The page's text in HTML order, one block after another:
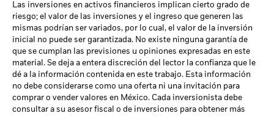
Las inversiones en activos financieros implican cierto grado de
riesgo; el valor de las inversiones y el ingreso que generen las
mismas podrían ser variados, por lo cual, el valor de la inversión
inicial no puede ser garantizada. No existe ninguna garantía de
que se cumplan las previsiones u opiniones expresadas en este
material. Se deja a entera discreción del lector la confianza que le
dé a la información contenida en este trabajo. Esta información
no debe considerarse como una oferta ni una invitación para
comprar o vender valores en México. Cada inversionista debe
consultar a su asesor fiscal o de inversiones para obtener más